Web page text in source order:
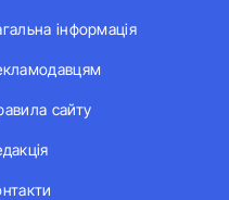
інформація
сайту